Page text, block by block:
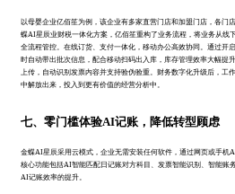
以母婴企业亿佰笙为例，该企业有多家直营门店和加盟门店，各门
蝶AI星辰业财税一体化方案，亿佰笙重构了业务流程，将业务从线
全流程管控。在线订货、支付一体化，移动办公高效协同。通过开
时自动带出批次信息，配合移动扫码出入库，库存管理效率大幅提
上传，自动识别发票内容并支持验伪验重。财务数字化升级后，工
中解放出来，投入到更有价值的经营分析中。
七、零门槛体验AI记账，降低转型顾虑
金蝶AI星辰采用云模式，企业无需安装任何软件，通过网页或手机
核心功能包括AI智能匹配日记账对方科目、发票智能识别、智能账
AI记账效率的提升。